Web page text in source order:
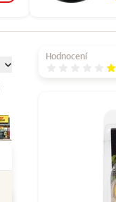
Vybrané filtry
Hodnocení